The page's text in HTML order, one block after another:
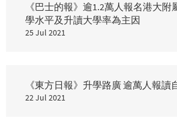
《巴士的報》逾1.2萬人報名港大附
學水平及升讀大學率為主因
25 Jul 2021
《東方日報》升學路廣 逾萬人報讀
22 Jul 2021